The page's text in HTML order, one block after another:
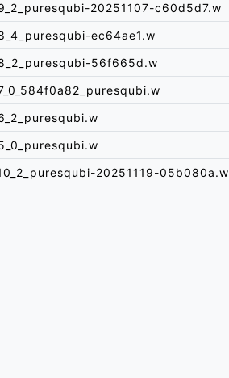
20251107-c60d5d7.w
ec64ae1.w
56f665d.w
20251119-05b080a.w